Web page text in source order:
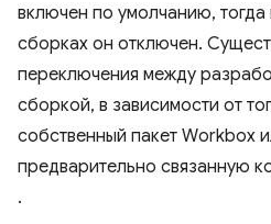
включен по умолчанию, тогда
сборках он отключен.
переключения между
сборкой, в зависимости от
собственный пакет Workbox
предварительно связанную
.